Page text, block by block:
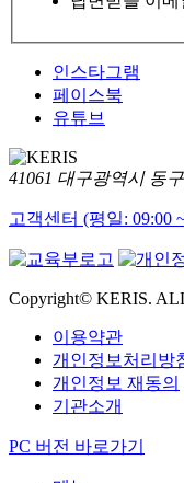
인스타그램
페이스북
유튜브
41061 대구광역시 동
고객센터 (평일: 09:00
Copyright© KERIS.
이용약관
개인정보처리방
개인정보 재동의
기관소개
PC 버전 바로가기